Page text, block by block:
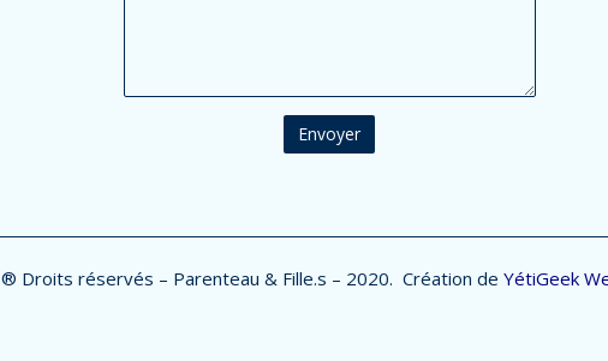
® Droits réservés – Parenteau & Fille.s – 2020. Création de YétiGeek